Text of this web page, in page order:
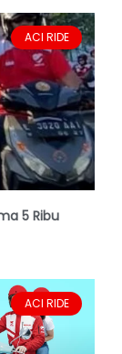
ACI RIDE
5 Ribu
ACI RIDE